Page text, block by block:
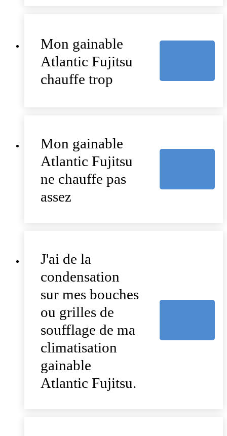
Mon gainable
Atlantic Fujitsu
chauffe trop
Mon gainable
Atlantic Fujitsu
ne chauffe pas
assez
J'ai de la
condensation
sur mes bouches
ou grilles de
soufflage de ma
climatisation
gainable
Atlantic Fujitsu.